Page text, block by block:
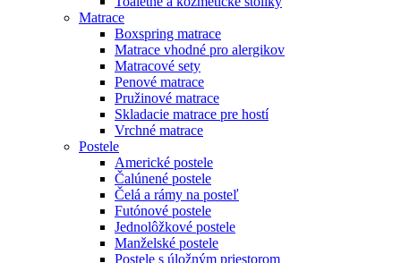
Matrace
Boxspring matrace
Matrace vhodné pro alergikov
Matracové sety
Penové matrace
Pružinové matrace
Skladacie matrace pre hostí
Vrchné matrace
Postele
Americké postele
Čalúnené postele
Čelá a rámy na posteľ
Futónové postele
Jednolôžkové postele
Manželské postele
Postele s úložným priestorom